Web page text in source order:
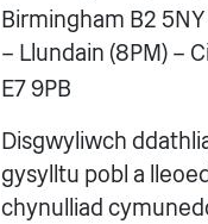
Birmingham B2 5NY
– Llundain (8PM) –
E7 9PB
Disgwyliwch
gysylltu pobl a
chynulliad